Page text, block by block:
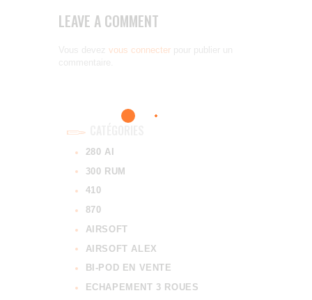
LEAVE A COMMENT
Vous devez vous connecter pour publier un
commentaire.
280 AI
300 RUM
410
870
AIRSOFT
AIRSOFT ALEX
BI-POD EN VENTE
ECHAPEMENT 3 ROUES